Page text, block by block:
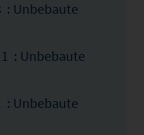
: Unbebaute
: Unbebaute
: Unbebaute